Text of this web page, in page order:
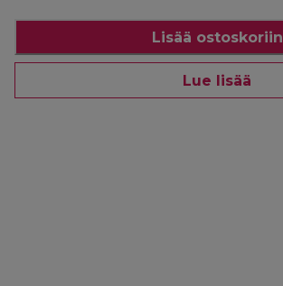
Lisää ostoskoriin
Lue lisää